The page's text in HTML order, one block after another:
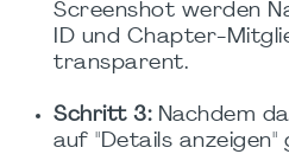
Screenshot werden
ID und Chapter-
transparent.
Schritt 3:Nachdem
auf "Details anzeigen"